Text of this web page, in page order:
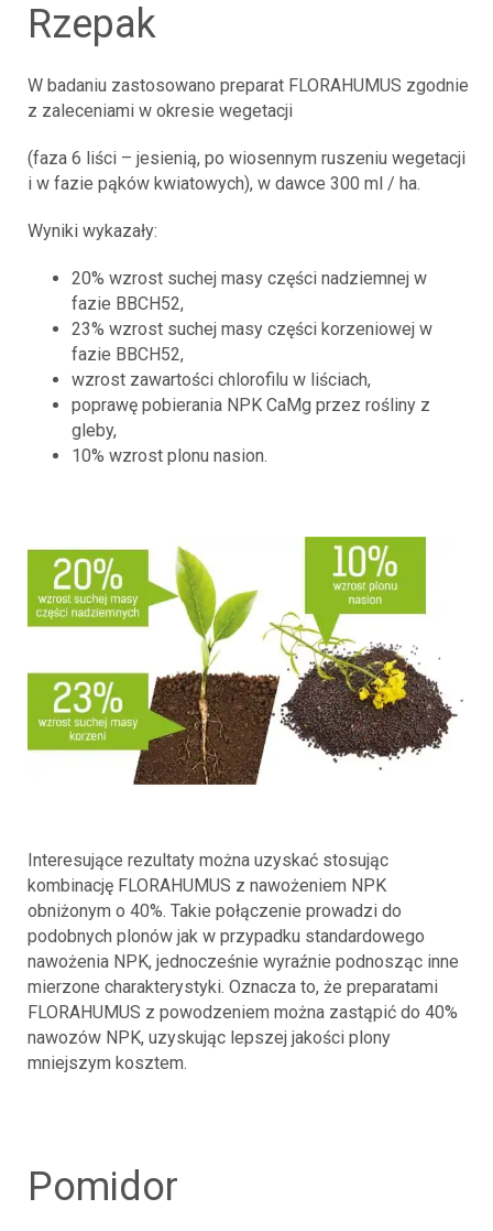
rzepak
W badaniu zastosowano preparat FLORAHUMUS zgodnie
z zaleceniami w okresie wegetacji
(faza 6 liści – jesienią, po wiosennym ruszeniu wegetacji
i w fazie pąków kwiatowych), w dawce 300 ml / ha.
Wyniki wykazały:
20% wzrost suchej masy części nadziemnej w
fazie BBCH52,
23% wzrost suchej masy części korzeniowej w
fazie BBCH52,
wzrost zawartości chlorofilu w liściach,
poprawę pobierania NPK CaMg przez rośliny z
gleby,
10% wzrost plonu nasion.
Interesujące rezultaty można uzyskać stosując
kombinację FLORAHUMUS z nawożeniem NPK
obniżonym o 40%. Takie połączenie prowadzi do
podobnych plonów jak w przypadku standardowego
nawożenia NPK, jednocześnie wyraźnie podnosząc inne
mierzone charakterystyki. Oznacza to, że preparatami
FLORAHUMUS z powodzeniem można zastąpić do 40%
nawozów NPK, uzyskując lepszej jakości plony
mniejszym kosztem.
pomidor